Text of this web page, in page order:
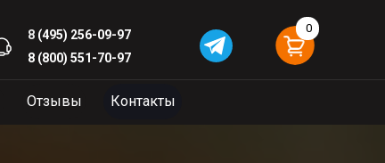
8 (495) 256-09-97
8 (800) 551-70-97
Отзывы Контакты
0